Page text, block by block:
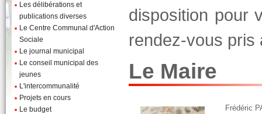
Les délibérations et
publications diverses
Le Centre Communal d'Action
Sociale
Le journal municipal
Le conseil municipal des
jeunes
L'intercommunalité
Projets en cours
Le budget
disposition pour
rendez-vous pris
Le Maire
Frédéric